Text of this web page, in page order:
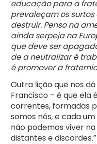
educação para a
prevaleçam os
destruir. Penso na
ainda serpeja na
que deve ser
de a neutralizar é
é promover a
Outra lição que nos
Francisco – é que ela
correntes, formadas
somos nós, e cada
não podemos viver
distantes e discordes.”